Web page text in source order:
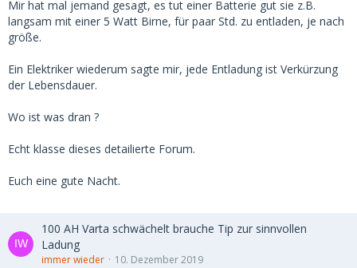
Mir hat mal jemand gesagt, es tut einer Batterie gut sie z.B.
langsam mit einer 5 Watt Birne, für paar Std. zu entladen, je nach
größe.
Ein Elektriker wiederum sagte mir, jede Entladung ist Verkürzung
der Lebensdauer.
Wo ist was dran ?
Echt klasse dieses detailierte Forum.
Euch eine gute Nacht.
100 AH Varta schwächelt brauche Tip zur sinnvollen
Ladung
immer wieder 10. Dezember 2019